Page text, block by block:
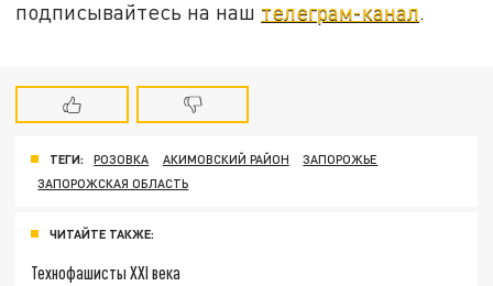
подписывайтесь на наш телеграм-канал.
ТЕГИ: РОЗОВКА АКИМОВСКИЙ РАЙОН
ЗАПОРОЖЬЕ
ЗАПОРОЖСКАЯ ОБЛАСТЬ
ЧИТАЙТЕ ТАКЖЕ:
Технофашисты XXI века